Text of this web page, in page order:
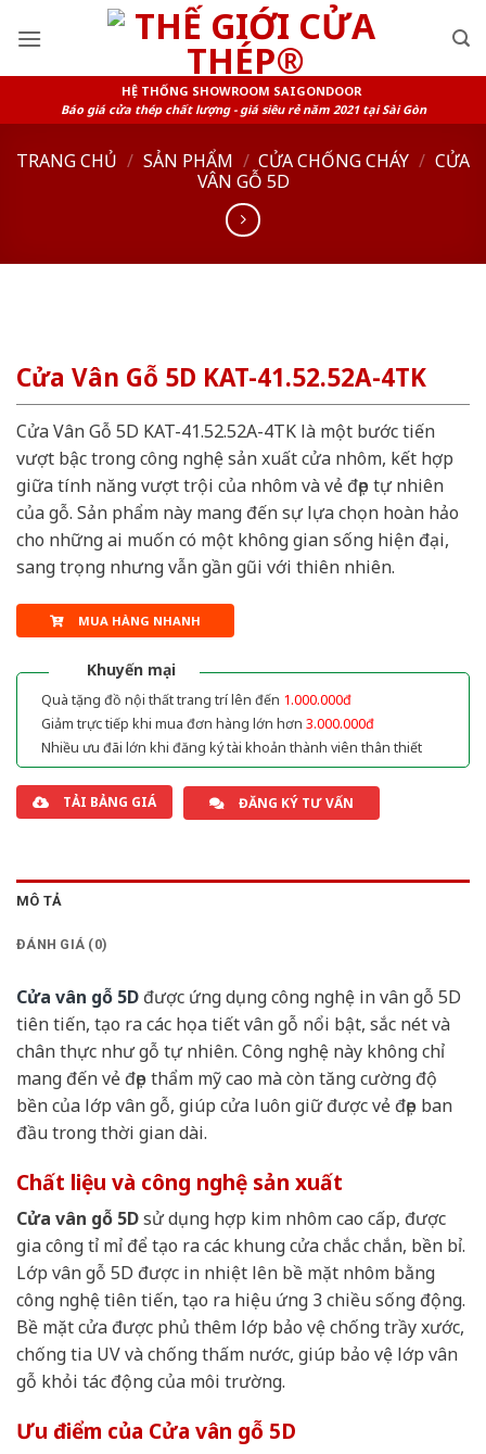
HỆ THỐNG SHOWROOM SAIGONDOOR
Báo giá cửa thép chất lượng - giá siêu rẻ năm 2021 tại Sài Gòn
TRANG CHỦ / SẢN PHẨM / CỬA CHỐNG CHÁY / CỬA
VÂN GỖ 5D
Cửa Vân Gỗ 5D KAT-41.52.52A-4TK
Cửa Vân Gỗ 5D KAT-41.52.52A-4TK là một bước tiến
vượt bậc trong công nghệ sản xuất cửa nhôm, kết hợp
giữa tính năng vượt trội của nhôm và vẻ đẹp tự nhiên
của gỗ. Sản phẩm này mang đến sự lựa chọn hoàn hảo
cho những ai muốn có một không gian sống hiện đại,
sang trọng nhưng vẫn gần gũi với thiên nhiên.
MUA HÀNG NHANH
Khuyến mại
Quà tặng đồ nội thất trang trí lên đến 1.000.000đ
Giảm trực tiếp khi mua đơn hàng lớn hơn 3.000.000đ
Nhiều ưu đãi lớn khi đăng ký tài khoản thành viên thân thiết
TẢI BẢNG GIÁ ĐĂNG KÝ TƯ VẤN
MÔ TẢ
ĐÁNH GIÁ (0)
Cửa vân gỗ 5D được ứng dụng công nghệ in vân gỗ 5D
tiên tiến, tạo ra các họa tiết vân gỗ nổi bật, sắc nét và
chân thực như gỗ tự nhiên. Công nghệ này không chỉ
mang đến vẻ đẹp thẩm mỹ cao mà còn tăng cường độ
bền của lớp vân gỗ, giúp cửa luôn giữ được vẻ đẹp ban
đầu trong thời gian dài.
Chất liệu và công nghệ sản xuất
Cửa vân gỗ 5Dsử dụng hợp kim nhôm cao cấp, được
gia công tỉ mỉ để tạo ra các khung cửa chắc chắn, bền bỉ.
Lớp vân gỗ 5D được in nhiệt lên bề mặt nhôm bằng
công nghệ tiên tiến, tạo ra hiệu ứng 3 chiều sống động.
Bề mặt cửa được phủ thêm lớp bảo vệ chống trầy xước,
chống tia UV và chống thấm nước, giúp bảo vệ lớp vân
gỗ khỏi tác động của môi trường.
Ưu điểm của Cửa vân gỗ 5D